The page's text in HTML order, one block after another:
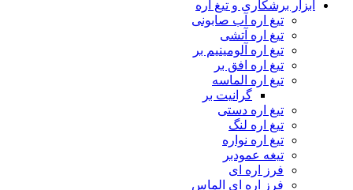
ابزار برشکاری و تیغ اره
تیغ اره آب صابونی
تیغ اره آتشی
تیغ اره آلومینیم بر
تیغ اره افق بر
تیغ اره الماسه
گرانیت بر
تیغ اره دستی
تیغ اره لنگ
تیغ اره نواره
تیغه عمودبر
فرز اره ای
فرز اره ای الماس